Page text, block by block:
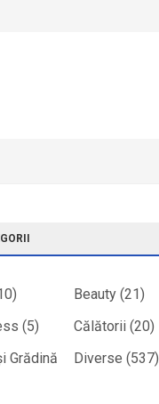
Beauty(21)
(5) Călătorii(20)
Grădină
Diverse (537)